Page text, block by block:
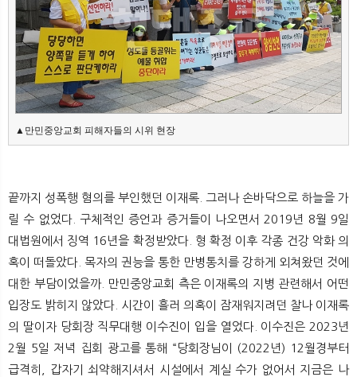
끝까지 성폭행 혐의를 부인했던 이재록. 그러나 손바닥으로 하늘을 가
릴 수 없었다. 구체적인 증언과 증거들이 나오면서 2019년 8월 9일
대법원에서 징역 16년을 확정받았다. 형 확정 이후 각종 건강 악화 의
혹이 떠돌았다. 목자의 권능을 통한 만병통치를 강하게 외쳐왔던 것에
대한 부담이었을까. 만민중앙교회 측은 이재록의 지병 관련해서 어떤
입장도 밝히지 않았다. 시간이 흘러 의혹이 잠재워지려던 찰나 이재록
의 딸이자 당회장 직무대행 이수진이 입을 열었다. 이수진은 2023년
2월 5일 저녁 집회 광고를 통해 “당회장님이 (2022년) 12월경부터
급격히, 갑자기 쇠약해지셔서 시설에서 계실 수가 없어서 지금은 나